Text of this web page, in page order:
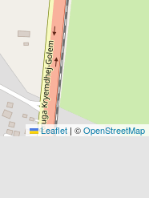
Leaflet | ©OpenStreetMap